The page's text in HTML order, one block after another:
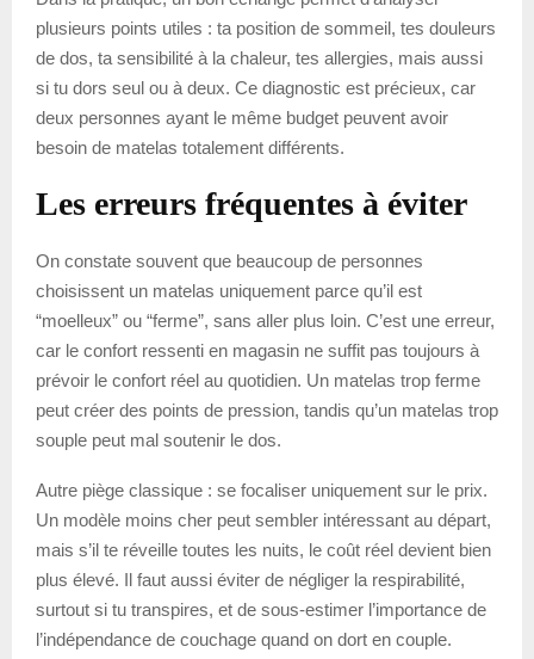
plusieurs points utiles : ta position de sommeil, tes douleurs
de dos, ta sensibilité à la chaleur, tes allergies, mais aussi
si tu dors seul ou à deux. Ce diagnostic est précieux, car
deux personnes ayant le même budget peuvent avoir
besoin de matelas totalement différents.
Les erreurs fréquentes à éviter
On constate souvent que beaucoup de personnes
choisissent un matelas uniquement parce qu’il est
“moelleux” ou “ferme”, sans aller plus loin. C’est une erreur,
car le confort ressenti en magasin ne suffit pas toujours à
prévoir le confort réel au quotidien. Un matelas trop ferme
peut créer des points de pression, tandis qu’un matelas trop
souple peut mal soutenir le dos.
Autre piège classique : se focaliser uniquement sur le prix.
Un modèle moins cher peut sembler intéressant au départ,
mais s’il te réveille toutes les nuits, le coût réel devient bien
plus élevé. Il faut aussi éviter de négliger la respirabilité,
surtout si tu transpires, et de sous-estimer l’importance de
l’indépendance de couchage quand on dort en couple.